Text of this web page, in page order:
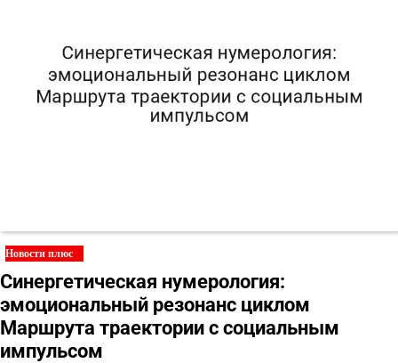
Новости плюс
Синергетическая нумерология:
эмоциональный резонанс циклом
Маршрута траектории с социальным
импульсом